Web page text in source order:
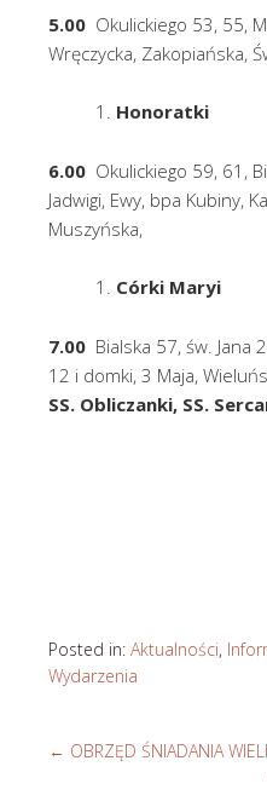
5.00 Okulickiego 53, 55,
Wręczycka, Zakopiańska,
Honoratki
6.00 Okulickiego 59, 61,
Jadwigi, Ewy, bpa Kubiny,
Muszyńska,
Córki Maryi
7.00 Bialska 57, św. Jana
12 i domki, 3 Maja,
SS. Obliczanki, SS.
Posted in: Aktualności,
Wydarzenia
← OBRZĘD ŚNIADANIA